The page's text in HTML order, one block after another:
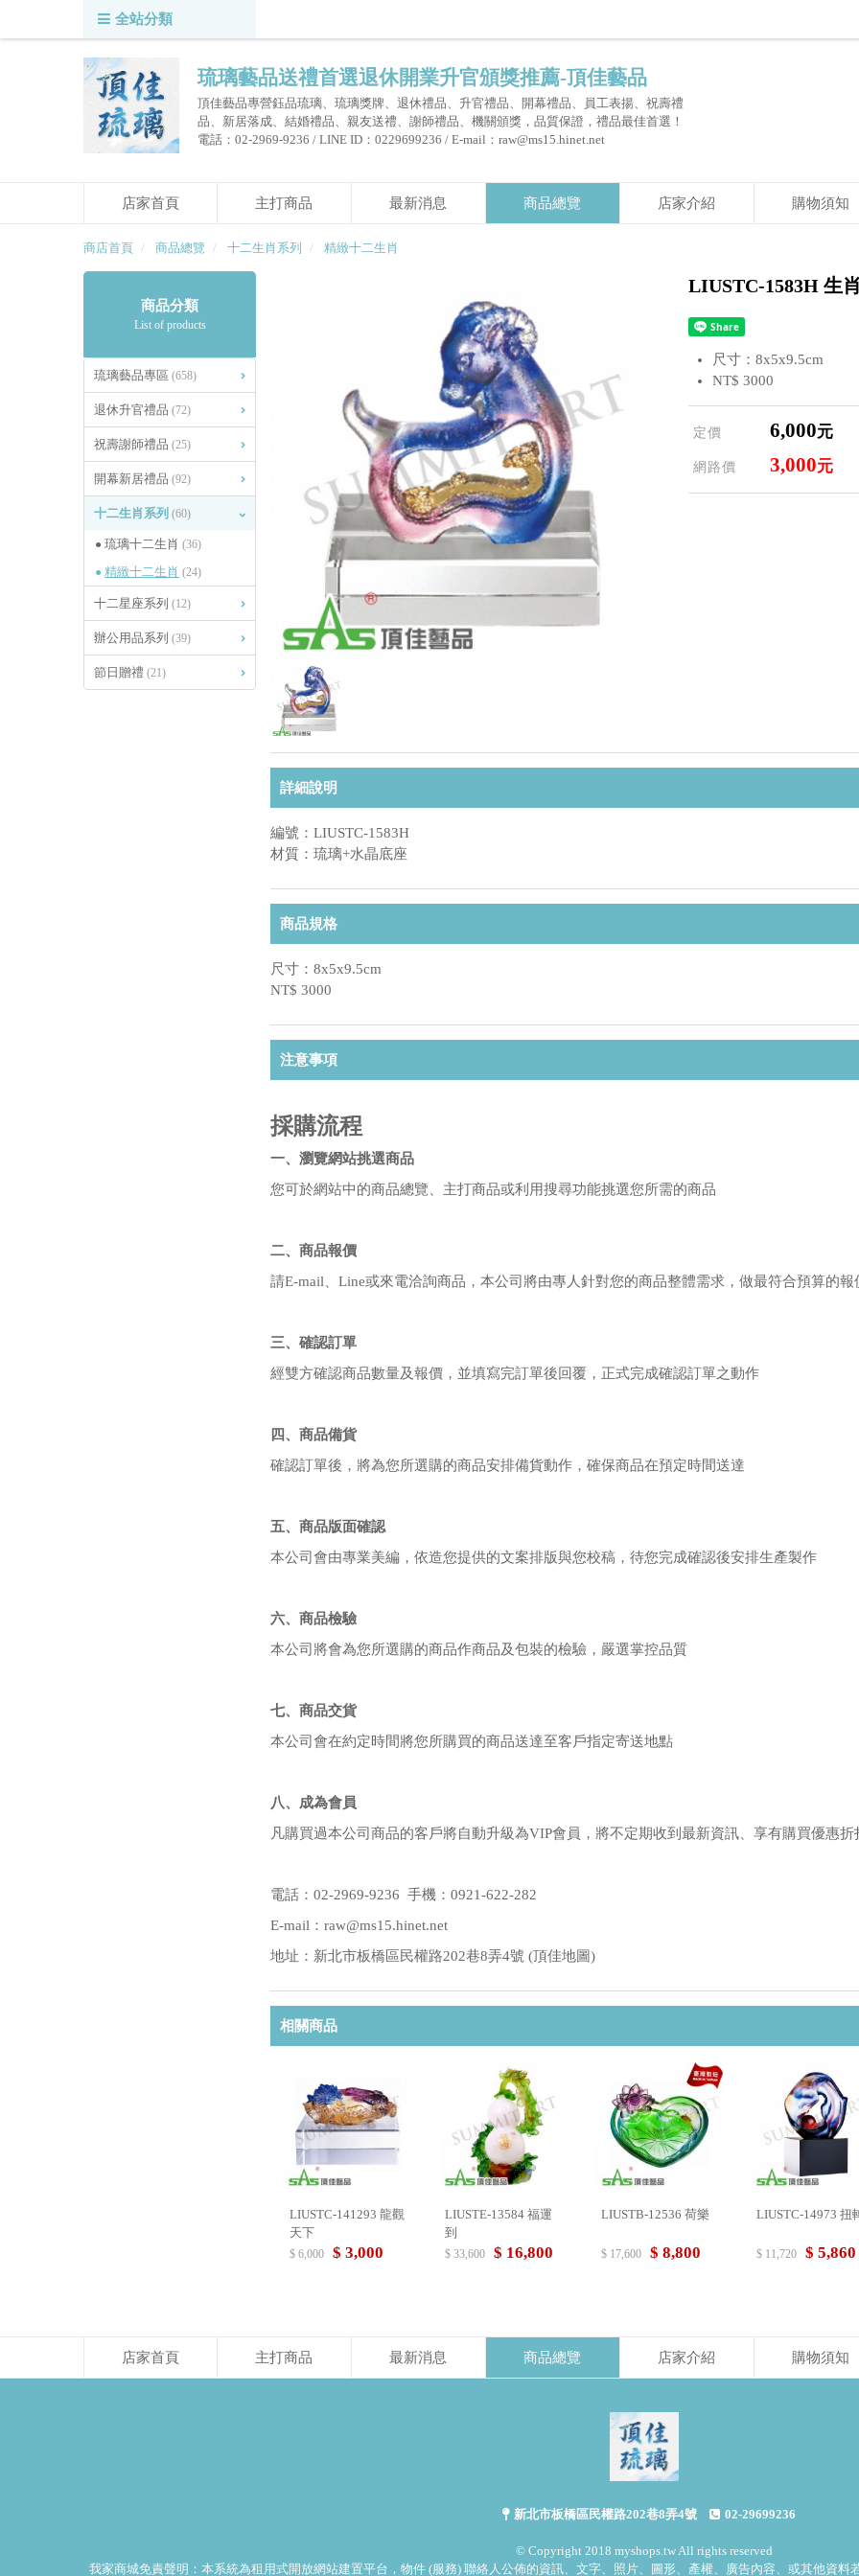
全站分類
琉璃藝品送禮首選退休開業升官頒獎推薦-頂佳藝品
頂佳藝品專營鈺品琉璃、琉璃獎牌、退休禮品、升官禮品、開幕禮品、員工表揚、祝壽禮
品、新居落成、結婚禮品、親友送禮、謝師禮品、機關頒獎，品質保證，禮品最佳首選！
電話：02-2969-9236 / LINE ID：0229699236 / E-mail：raw@ms15.hinet.net
店家首頁 主打商品 最新消息 商品總覽 店家介紹 購物須知
商店首頁 商品總覽 十二生肖系列 精緻十二生肖
商品分類
List of products
琉璃藝品專區 (658)
退休升官禮品 (72)
祝壽謝師禮品 (25)
開幕新居禮品 (92)
十二生肖系列 (60)
琉璃十二生肖 (36)
精緻十二生肖 (24)
十二星座系列 (12)
辦公用品系列 (39)
節日贈禮 (21)
LIUSTC-1583H 生
尺寸：8x5x9.5cm
NT$ 3000
定價 6,000元
網路價 3,000元
詳細說明
編號：LIUSTC-1583H
材質：琉璃+水晶底座
商品規格
尺寸：8x5x9.5cm
NT$ 3000
注意事項
採購流程
一、瀏覽網站挑選商品
您可於網站中的商品總覽、主打商品或利用搜尋功能挑選您所需的商品
二、商品報價
請E-mail、Line或來電洽詢商品，本公司將由專人針對您的商品整體需求，做最符合預算的報
三、確認訂單
經雙方確認商品數量及報價，並填寫完訂單後回覆，正式完成確認訂單之動作
四、商品備貨
確認訂單後，將為您所選購的商品安排備貨動作，確保商品在預定時間送達
五、商品版面確認
本公司會由專業美編，依造您提供的文案排版與您校稿，待您完成確認後安排生產製作
六、商品檢驗
本公司將會為您所選購的商品作商品及包裝的檢驗，嚴選掌控品質
七、商品交貨
本公司會在約定時間將您所購買的商品送達至客戶指定寄送地點
八、成為會員
凡購買過本公司商品的客戶將自動升級為VIP會員，將不定期收到最新資訊、享有購買優惠折
電話：02-2969-9236 手機：0921-622-282
E-mail：raw@ms15.hinet.net
地址：新北市板橋區民權路202巷8弄4號 (頂佳地圖)
相關商品
LIUSTC-141293 龍觀
天下
$ 6,000 $ 3,000
LIUSTE-13584 福運
到
$ 33,600 $ 16,800
LIUSTB-12536 荷樂
$ 17,600 $ 8,800
LIUSTC-14973 扭
$ 11,720 $ 5,860
店家首頁 主打商品 最新消息 商品總覽 店家介紹 購物須知
新北市板橋區民權路202巷8弄4號 02-29699236
© Copyright 2018 myshops.tw All rights reserved
我家商城免責聲明：本系統為租用式開放網站建置平台，物件 (服務) 聯絡人公佈的資訊、文字、照片、圖形、產權、廣告內容、或其他資